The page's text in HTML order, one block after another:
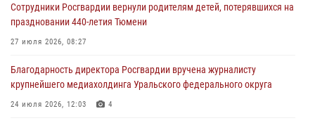
Память военнослужащих, погибших в разные годы при исполнении
воинского долга, почтили в кинологическом центре Уральского
округа Росгвардии
Росгвардейцы в Тюменской области знакомят детей со своей
службой и напоминают о мерах безопасности
Сотрудники Росгвардии вернули родителям детей, потерявшихся на
праздновании 440-летия Тюмени
27 июля 2026, 08:27
Благодарность директора Росгвардии вручена журналисту
крупнейшего медиахолдинга Уральского федерального округа
24 июля 2026, 12:03 4